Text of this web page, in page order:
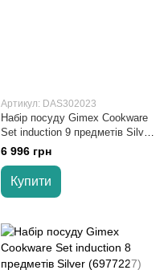
Артикул: DAS302023
Набір посуду Gimex Cookware
Set induction 9 предметів Silver
(6977226)
6 996 грн
Купити